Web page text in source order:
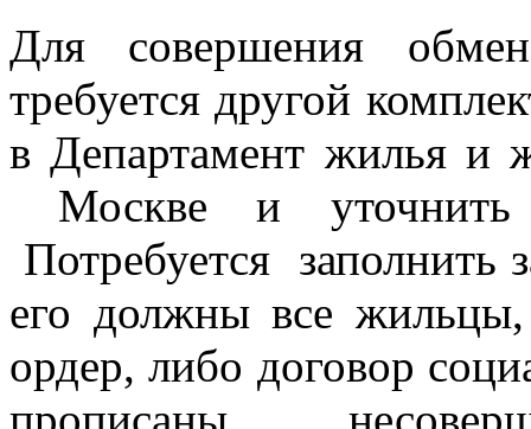
Для совершения
требуется другой
в Департамент жилья и
Москве и уточнить
Потребуется заполнить
его должны все
ордер, либо договор
прописаны